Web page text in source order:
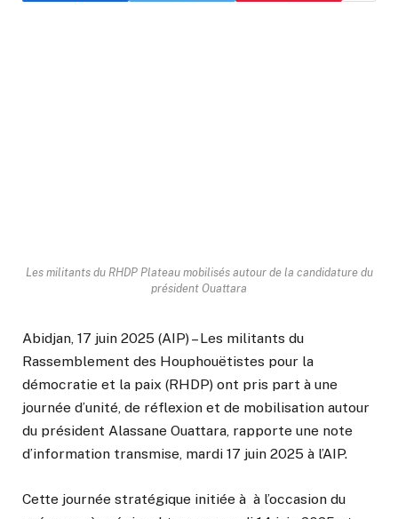
Les militants du RHDP Plateau mobilisés autour de la candidature du
président Ouattara
Abidjan, 17 juin 2025 (AIP) – Les militants du
Rassemblement des Houphouëtistes pour la
démocratie et la paix (RHDP) ont pris part à une
journée d’unité, de réflexion et de mobilisation autour
du président Alassane Ouattara, rapporte une note
d’information transmise, mardi 17 juin 2025 à l’AIP.
Cette journée stratégique initiée à à l’occasion du